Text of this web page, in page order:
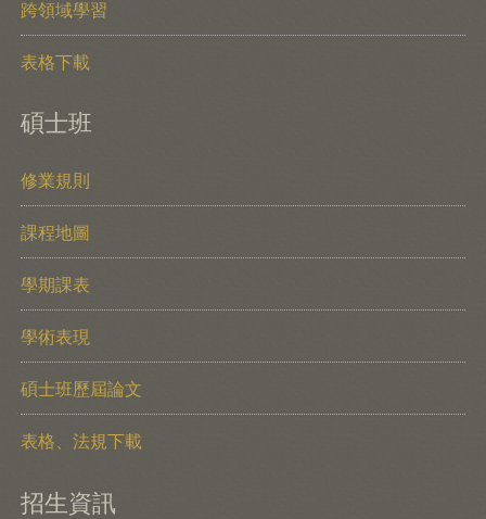
跨領域學習
表格下載
碩士班
修業規則
課程地圖
學期課表
學術表現
碩士班歷屆論文
表格、法規下載
招生資訊